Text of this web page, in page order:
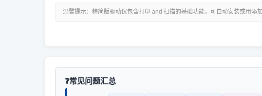
温馨提示：精简版驱动仅包含打印 and 扫描的基础功能，可自动安装或用添
常见问题汇总